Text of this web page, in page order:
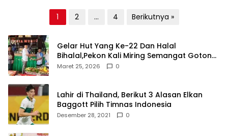
pos
1 2 … 4 Berikutnya »
Gelar Hut Yang Ke-22 Dan Halal
Bihalal,Pekon Kali Miring Semangat Gotong
Royong
Maret 25, 2026 0
Lahir di Thailand, Berikut 3 Alasan Elkan
Baggott Pilih Timnas Indonesia
Desember 28, 2021 0